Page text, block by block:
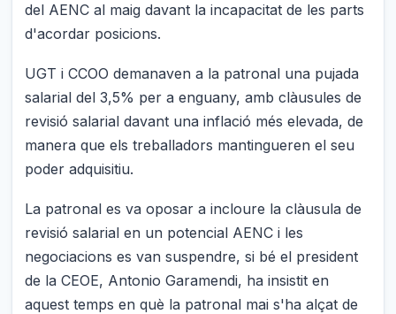
del AENC al maig davant la incapacitat de les parts
d'acordar posicions.
UGT i CCOO demanaven a la patronal una pujada
salarial del 3,5% per a enguany, amb clàusules de
revisió salarial davant una inflació més elevada, de
manera que els treballadors mantingueren el seu
poder adquisitiu.
La patronal es va oposar a incloure la clàusula de
revisió salarial en un potencial AENC i les
negociacions es van suspendre, si bé el president
de la CEOE, Antonio Garamendi, ha insistit en
aquest temps en què la patronal mai s'ha alçat de